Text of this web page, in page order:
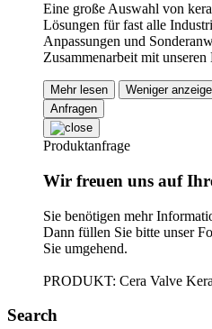
Eine große Auswahl von
Lösungen für fast alle
Anpassungen und
Zusammenarbeit mit
Mehr lesen
Weniger
Anfragen
Produktanfrage
Wir freuen uns auf
Sie benötigen mehr
Dann füllen Sie bitte unser
Sie umgehend.
PRODUKT: Cera Valve
Search